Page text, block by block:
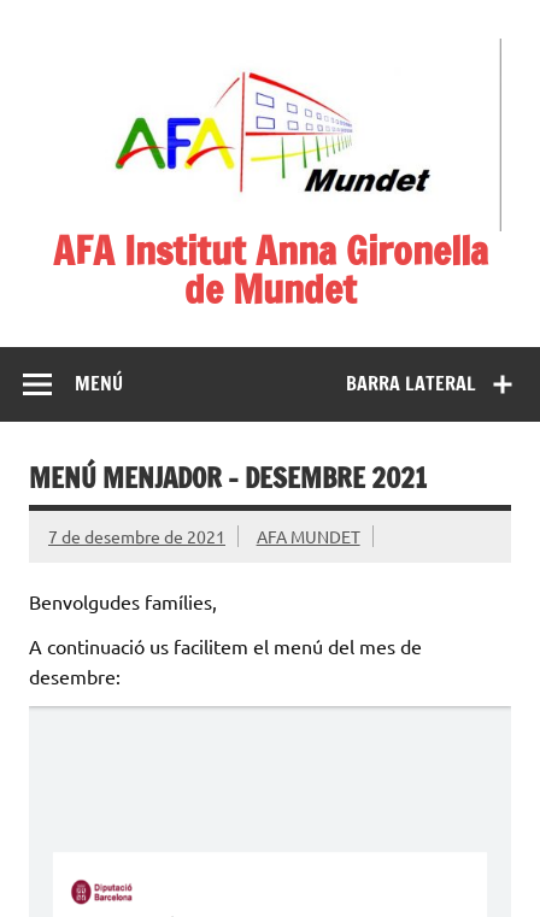
AFA Institut Anna Gironella
de Mundet
BARRA LATERAL
MENÚ
MENÚ MENJADOR – DESEMBRE 2021
7 de desembre de 2021 AFA MUNDET
Benvolgudes famílies,
A continuació us facilitem el menú del mes de
desembre: